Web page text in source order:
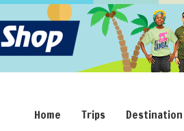
Home Trips Destination